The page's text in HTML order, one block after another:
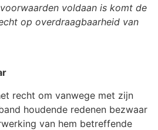
voldaan is komt de
op overdraagbaarheid van
recht om vanwege met zijn
houdende redenen bezwaar
van hem betreffende